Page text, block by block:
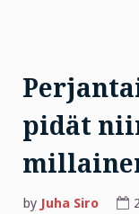
pidät
by Juha Siro